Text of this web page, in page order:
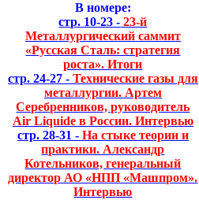
В номере:
стр. 10-23 - 23-й
Металлургический саммит
«Русская Сталь: стратегия
роста». Итоги
стр. 24-27 - Технические газы для
металлургии. Артем
Серебренников, руководитель
Air Liquide в России. Интервью
стр. 28-31 - На стыке теории и
практики. Александр
Котельников, генеральный
директор АО «НПП «Машпром».
Интервью